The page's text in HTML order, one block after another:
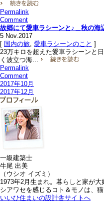
Permalink
Comment
故郷にて愛車ラシーンと♪＿秋の
5 Nov.2017
[ 国内の旅, 愛車ラシーンのこと ]
23万キロを超えた愛車ラシーンと
く波立つ海...
Permalink
Comment
2017年10月
2017年12月
一級建築士
牛尾 出美
（ウシオ イズミ）
1973年2月生まれ。暮らしと家が
シアワセを感じるコト＆モノは、
いいひ住まいの設計舎サイトへ